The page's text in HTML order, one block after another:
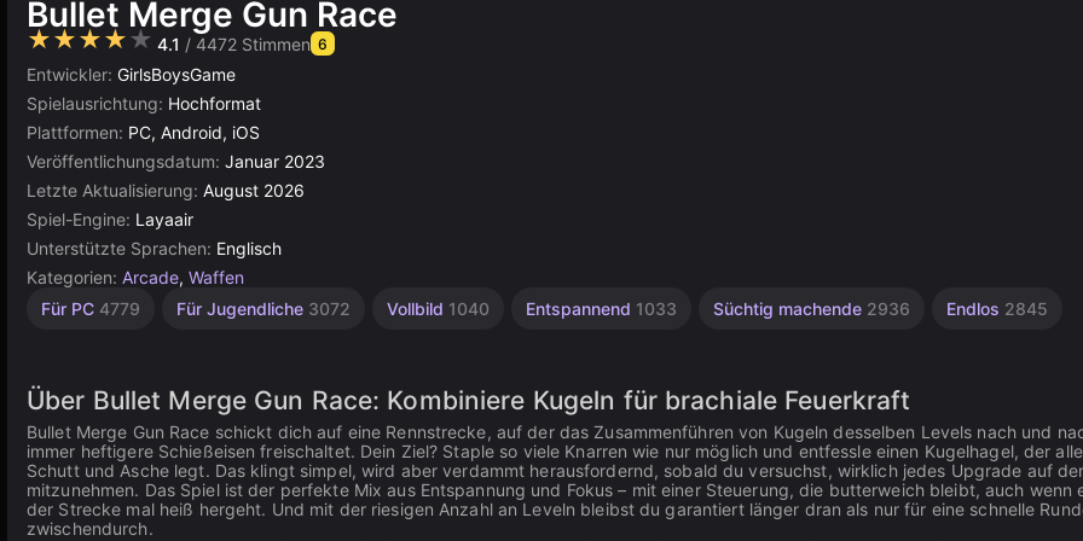
Bullet Merge Gun Race
★★★★★ 4.1 / 4472 Stimmen 6
Entwickler: GirlsBoysGame
Spielausrichtung: Hochformat
Plattformen: PC, Android, iOS
Veröffentlichungsdatum: Januar 2023
Letzte Aktualisierung: August 2026
Spiel-Engine: Layaair
Unterstützte Sprachen: Englisch
Kategorien: Arcade, Waffen
Für PC 4779 Für Jugendliche 3072 Vollbild 1040 Entspannend 1033 Süchtig machende 2936 Endlos 2845
Herausfordernd
Sammeln
Agility
Desktop
Für 1
Inkrementell
Russisch
Einfache
Browser
Über Bullet Merge Gun Race: Kombiniere Kugeln für brachiale Feuerkraft
Bullet Merge Gun Race schickt dich auf eine Rennstrecke, auf der das Zusammenführen von Kugeln desselben Levels nach und
immer heftigere Schießeisen freischaltet. Dein Ziel? Staple so viele Knarren wie nur möglich und entfessle einen Kugelhagel, der
Schutt und Asche legt. Das klingt simpel, wird aber verdammt herausfordernd, sobald du versuchst, wirklich jedes Upgrade auf
mitzunehmen. Das Spiel ist der perfekte Mix aus Entspannung und Fokus – mit einer Steuerung, die butterweich bleibt, auch wenn
der Strecke mal heiß hergeht. Und mit der riesigen Anzahl an Leveln bleibst du garantiert länger dran als nur für eine schnelle
zwischendurch.